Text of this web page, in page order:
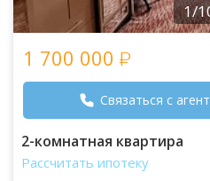
1/
1 700 000
Связаться с
2-комнатная квартира
Рассчитать ипотеку